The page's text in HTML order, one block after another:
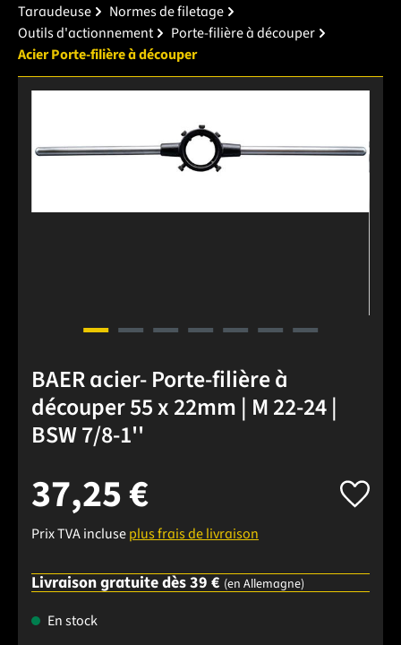
Taraudeuse
Normes de filetage
Outils d'actionnement
Porte-filière à découper
Acier Porte-filière à découper
BAER acier- Porte-filière à
découper 55 x 22mm | M 22-24 |
BSW 7/8-1''
37,25 €
Prix TVA incluseplus frais de livraison
Livraison gratuite dès 39 € (en Allemagne)
En stock